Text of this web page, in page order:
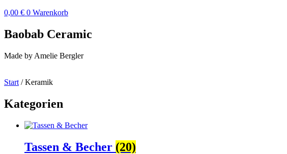
0,00 € 0 Warenkorb
Baobab Ceramic
Made by Amelie Bergler
Start / Keramik
Kategorien
Tassen & Becher (20)